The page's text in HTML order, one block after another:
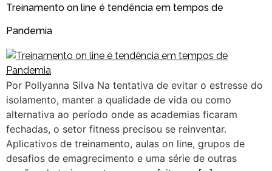
Treinamento on line é tendência em tempos de
Pandemia
Por Pollyanna Silva Na tentativa de evitar o estresse do
isolamento, manter a qualidade de vida ou como
alternativa ao período onde as academias ficaram
fechadas, o setor fitness precisou se reinventar.
Aplicativos de treinamento, aulas on line, grupos de
desafios de emagrecimento e uma série de outras